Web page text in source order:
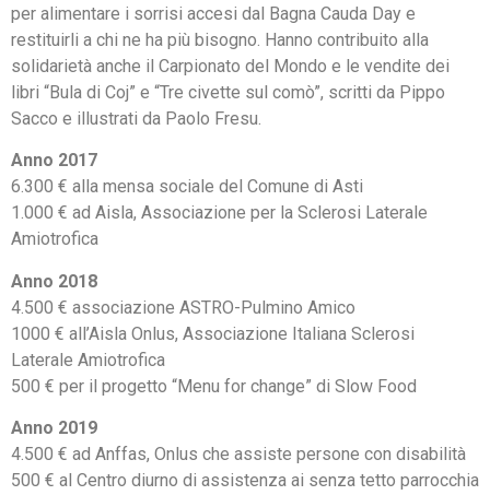
per alimentare i sorrisi accesi dal Bagna Cauda Day e
restituirli a chi ne ha più bisogno. Hanno contribuito alla
solidarietà anche il Carpionato del Mondo e le vendite dei
libri “Bula di Coj” e “Tre civette sul comò”, scritti da Pippo
Sacco e illustrati da Paolo Fresu.
Anno 2017
6.300 € alla mensa sociale del Comune di Asti
1.000 € ad Aisla, Associazione per la Sclerosi Laterale
Amiotrofica
Anno 2018
4.500 € associazione ASTRO-Pulmino Amico
1000 € all’Aisla Onlus, Associazione Italiana Sclerosi
Laterale Amiotrofica
500 € per il progetto “Menu for change” di Slow Food
Anno 2019
4.500 € ad Anffas, Onlus che assiste persone con disabilità
500 € al Centro diurno di assistenza ai senza tetto parrocchia